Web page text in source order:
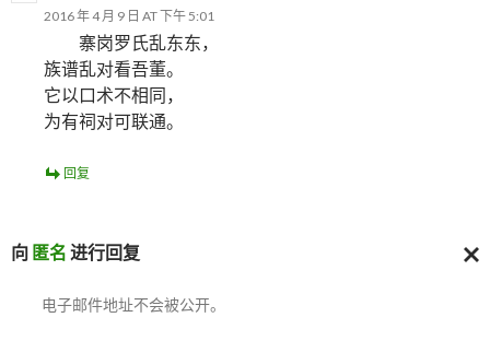
2016 年 4 月 9 日 AT 下午 5:01
寨岗罗氏乱东东，
族谱乱对看吾董。
它以口术不相同，
为有祠对可联通。
回复
向 匿名 进行回复
电子邮件地址不会被公开。